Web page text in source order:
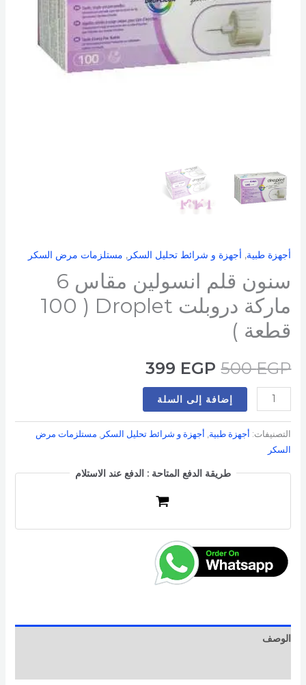
أجهزة طبية, أجهزة و شرائط تحليل السكر , مستلزمات مرض السكر
سنون قلم انسولين مقاس 6
ماركة دروبلت Droplet ( 100
قطعة )
500EGP
399 EGP
دروبلت
إضافة إلى السلة
التصنيفات: أجهزة طبية أجهزة و شرائط تحليل السكر
مستلزمات مرض
السكر
طريقة الدفع المتاحة : الدفع عند الاستلام
الوصف